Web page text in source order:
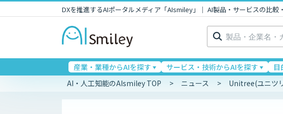
DXを推進するAIポータルメディア「AIsmiley」｜ AI製品・サービスの比較
検
索:
産業・業種からAIを探す サービス・技術からAIを探す
AI・人工知能のAIsmiley TOP ニュース Unitree(ユニツ